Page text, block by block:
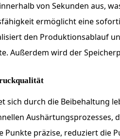
von Sekunden aus,
ermöglicht eine
den Produktionsablauf
Außerdem wird der
sich durch die Beibehaltung
Punkte präzise, ​​reduziert die